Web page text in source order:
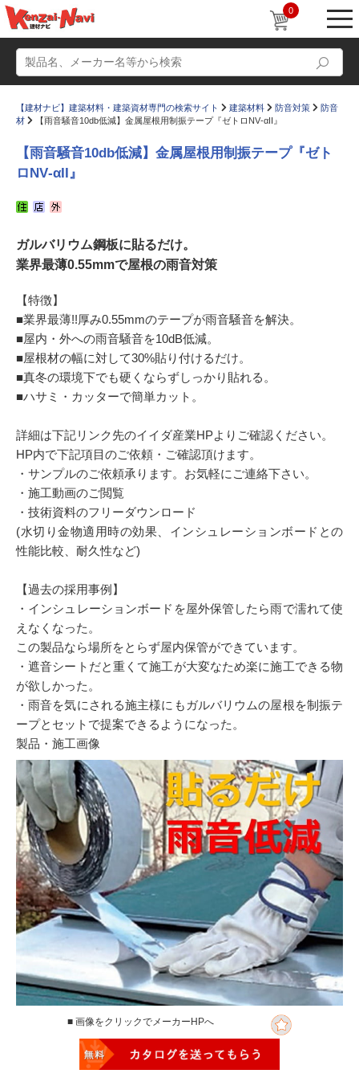
0
動画
すまいリング 設計士インタビュー
お気に入り
【建材ナビ】建築材料・建築資材専門の検索サイト 建築材料 防音対策
防音
材
【雨音騒音10db低減】金属屋根用制振テープ『ゼトロNV‐αII』
【雨音騒音10db低減】金属屋根用制振テープ『ゼト
ロNV‐αII』
ガルバリウム鋼板に貼るだけ。
業界最薄0.55mmで屋根の雨音対策
【特徴】
■業界最薄!!厚み0.55mmのテープが雨音騒音を解決。
■屋内・外への雨音騒音を10dB低減。
■屋根材の幅に対して30%貼り付けるだけ。
■真冬の環境下でも硬くならずしっかり貼れる。
■ハサミ・カッターで簡単カット。
詳細は下記リンク先のイイダ産業HPよりご確認ください。
HP内で下記項目のご依頼・ご確認頂けます。
・サンプルのご依頼承ります。お気軽にご連絡下さい。
・施工動画のご閲覧
・技術資料のフリーダウンロード
(水切り金物適用時の効果、インシュレーションボードとの
性能比較、耐久性など)
【過去の採用事例】
・インシュレーションボードを屋外保管したら雨で濡れて使
えなくなった。
この製品なら場所をとらず屋内保管ができています。
・遮音シートだと重くて施工が大変なため楽に施工できる物
が欲しかった。
・雨音を気にされる施主様にもガルバリウムの屋根を制振テ
ープとセットで提案できるようになった。
製品・施工画像
■ 画像をクリックでメーカーHPへ